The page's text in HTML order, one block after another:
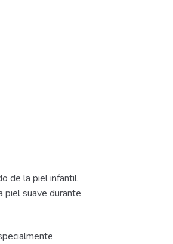
de la piel infantil.
piel suave durante